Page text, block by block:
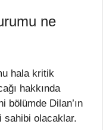
ne
hala kritik
hakkında
Dilan’ın
sahibi olacaklar.